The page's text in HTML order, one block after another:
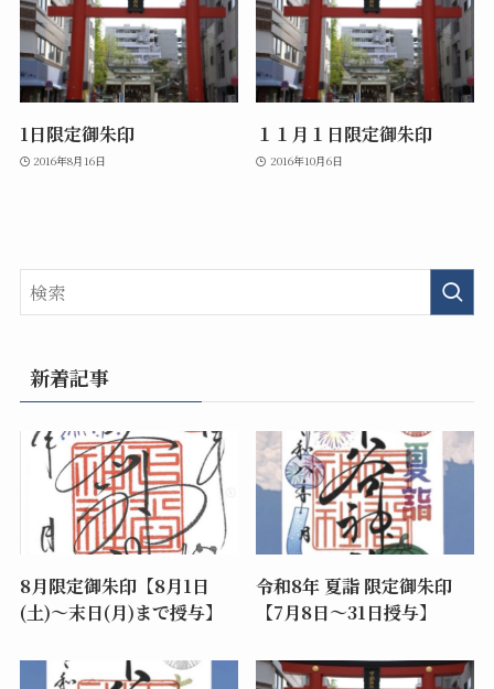
1日限定御朱印
2016年8月16日
１１月１日限定御朱印
2016年10月6日
新着記事
8月限定御朱印【8月1日
(土)～末日(月)まで授与】
令和8年 夏詣 限定御朱印
【7月8日〜31日授与】